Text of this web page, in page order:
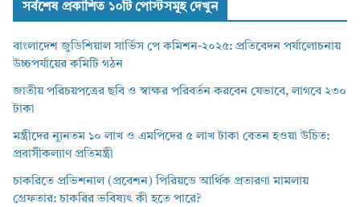
সর্বশেষ প্রকাশিত ১০টি পোস্টসমূহ দেখুন
বাংলাদেশ জুডিশিয়াল সার্ভিস পে কমিশন-২০২৫: প্রতিবেদন পর্যালোচনায়
উচ্চপর্যায়ের কমিটি গঠন
জাতীয় পরিচয়পত্রের ছবি ও স্বাক্ষর পরিবর্তন করবেন যেভাবে, লাগবে ২৩০
টাকা
মন্ত্রীদের ন্যূনতম ১০ লাখ ও এমপিদের ৫ লাখ টাকা বেতন হওয়া উচিত:
প্রবাসীকল্যাণ প্রতিমন্ত্রী
চাকরিতে প্রভিশনাল (প্রবেশন) পিরিয়ডে আর্থিক প্রতারণা মামলায়
গ্রেফতার: চাকরির ভবিষ্যৎ কী হতে পারে?